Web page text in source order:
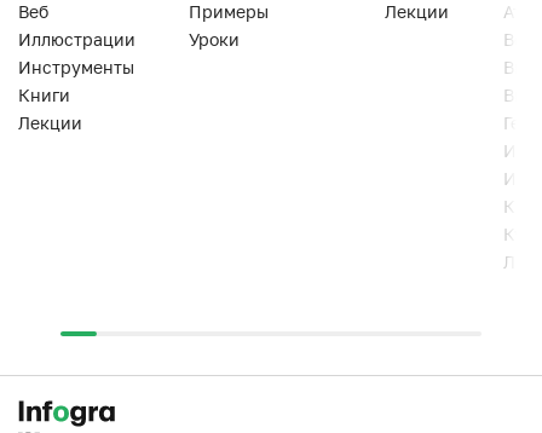
Веб
Иллюстрации
Инструменты
Книги
Лекции
Примеры
Уроки
Лекции
Веб